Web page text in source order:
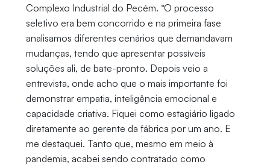
Complexo Industrial do Pecém. “O processo
seletivo era bem concorrido e na primeira fase
analisamos diferentes cenários que demandavam
mudanças, tendo que apresentar possíveis
soluções ali, de bate-pronto. Depois veio a
entrevista, onde acho que o mais importante foi
demonstrar empatia, inteligência emocional e
capacidade criativa. Fiquei como estagiário ligado
diretamente ao gerente da fábrica por um ano. E
me destaquei. Tanto que, mesmo em meio à
pandemia, acabei sendo contratado como